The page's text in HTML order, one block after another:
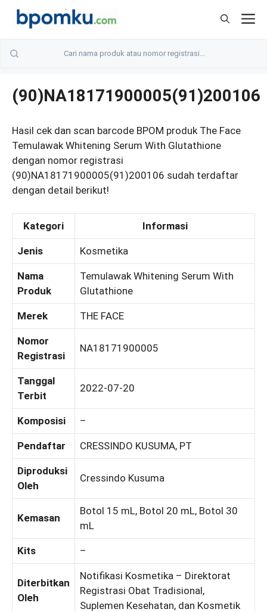
Skip
(90)NA18171900005(91)200106
Hasil cek dan scan barcode BPOM produk The Face
Temulawak Whitening Serum With Glutathione
dengan nomor registrasi
(90)NA18171900005(91)200106 sudah terdaftar
dengan detail berikut!
Kategori Informasi
Jenis Kosmetika
Nama
Produk
Temulawak Whitening Serum With
Glutathione
Merek THE FACE
Nomor
Registrasi
NA18171900005
Tanggal
Terbit
2022-07-20
Komposisi –
Pendaftar CRESSINDO KUSUMA, PT
Diproduksi
Oleh
Cressindo Kusuma
Kemasan
Botol 15 mL, Botol 20 mL, Botol 30
mL
Kits –
Diterbitkan
Oleh
Notifikasi Kosmetika – Direktorat
Registrasi Obat Tradisional,
Suplemen Kesehatan, dan Kosmetik